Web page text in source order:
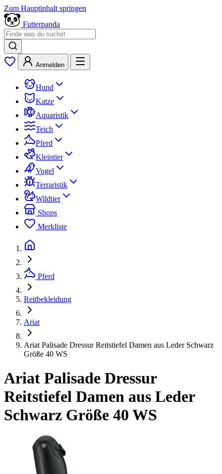
Zum Hauptinhalt springen
Futterpanda
Anmelden
Hund
Katze
Aquaristik
Teich
Pferd
Kleintier
Vogel
Terraristik
Wildtier
Shops
Merkliste
Pferd
Reitbekleidung
Ariat
Ariat Palisade Dressur Reitstiefel Damen aus Leder Schwarz
Größe 40 WS
Ariat Palisade Dressur
Reitstiefel Damen aus Leder
Schwarz Größe 40 WS